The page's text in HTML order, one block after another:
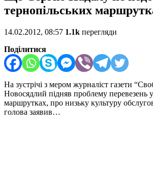
тернопільських
14.02.2012, 08:57 1.1k перегляди
Поділитися
На зустрічі з мером журналіст газети
Новосядлий підняв проблему перевезень
маршрутках, про низьку культуру
голова заявив…